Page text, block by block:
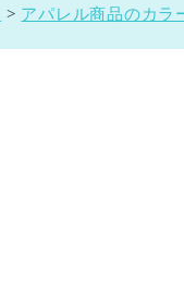
> アパレル商品のカラ